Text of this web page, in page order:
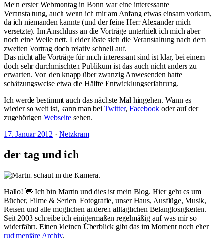
Mein erster Webmontag in Bonn war eine interessante
Veranstaltung, auch wenn ich mir am Anfang etwas einsam vorkam,
da ich niemanden kannte (und der feine Herr Alexander mich
versetzte). Im Anschluss an die Vorträge unterhielt ich mich aber
noch eine Weile nett. Leider löste sich die Veranstaltung nach dem
zweiten Vortrag doch relativ schnell auf.
Das nicht alle Vorträge für mich interessant sind ist klar, bei einem
doch sehr durchmischten Publikum ist das auch nicht anders zu
erwarten. Von den knapp über zwanzig Anwesenden hatte
schätzungsweise etwa die Hälfte Entwicklungserfahrung.
Ich werde bestimmt auch das nächste Mal hingehen. Wann es
wieder so weit ist, kann man bei Twitter, Facebook oder auf der
zugehörigen Webseite sehen.
17. Januar 2012 · Netzkram
der tag und ich
Hallo! 👋 Ich bin Martin und dies ist mein Blog. Hier geht es um
Bücher, Filme & Serien, Fotografie, unser Haus, Ausflüge, Musik,
Reisen und alle möglichen anderen alltäglichen Belanglosigkeiten.
Seit 2003 schreibe ich einigermaßen regelmäßig auf was mir so
widerfährt. Einen kleinen Überblick gibt das im Moment noch eher
rudimentäre Archiv.